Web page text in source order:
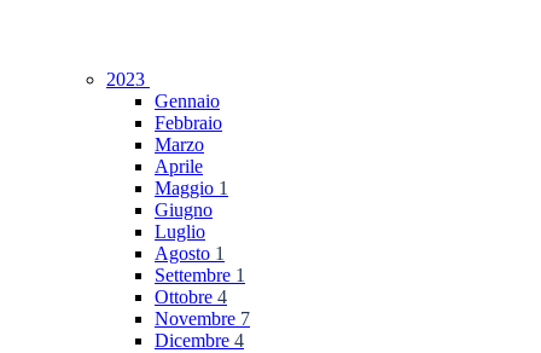
2023
Gennaio
Febbraio
Marzo
Aprile
Maggio 1
Giugno
Luglio
Agosto 1
Settembre 1
Ottobre 4
Novembre 7
Dicembre 4